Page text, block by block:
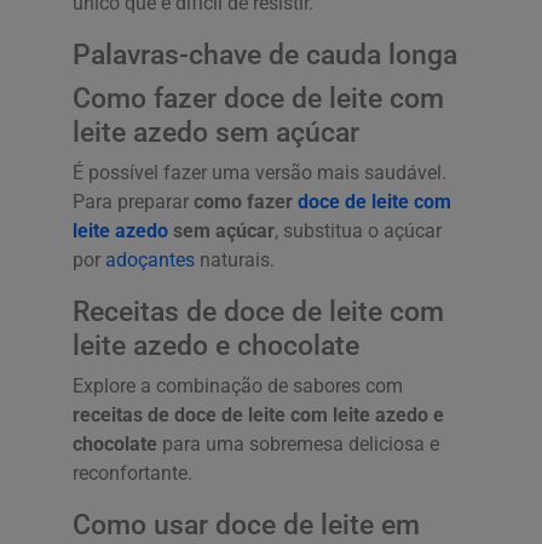
Palavras-chave de cauda longa
Como fazer doce de leite com
leite azedo sem açúcar
É possível fazer uma versão mais saudável.
Para preparar como fazer doce de leite com
leite azedo sem açúcar, substitua o açúcar
por adoçantes naturais.
Receitas de doce de leite com
leite azedo e chocolate
Explore a combinação de sabores com
receitas de doce de leite com leite azedo e
chocolate para uma sobremesa deliciosa e
reconfortante.
Como usar doce de leite em